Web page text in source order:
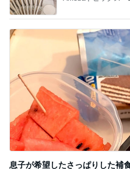
Amebaトピックス
記事
しゃぶ葉でレベ
Amebaトピックス
ジャンル人気記事ランキ
ディズニーレポ